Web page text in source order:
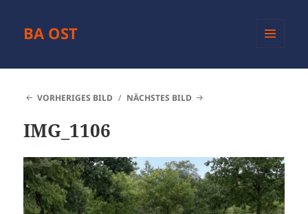
BA OST
VORHERIGES BILD
NÄCHSTES BILD
IMG_1106